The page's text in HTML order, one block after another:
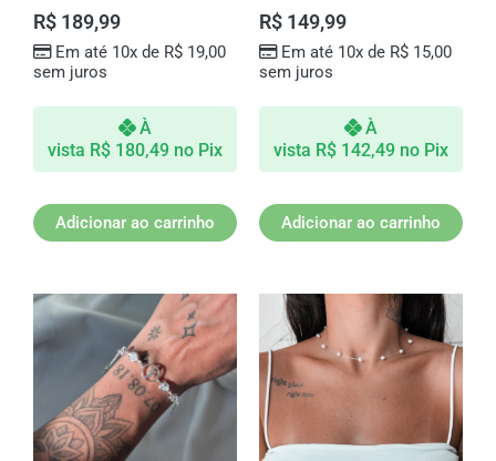
R$ 189,99
Em até 10x de R$19,00
sem juros
À
vista R$ 180,49 no Pix
Adicionar ao carrinho
R$ 149,99
Em até 10x de R$15,00
sem juros
À
vista R$ 142,49 no Pix
Adicionar ao carrinho